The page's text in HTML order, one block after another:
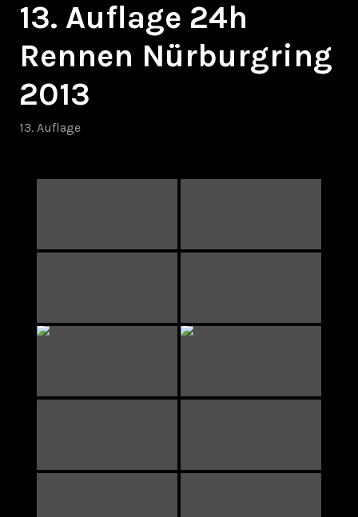
13. Auflage 24h
Rennen Nürburgring
2013
13. Auflage